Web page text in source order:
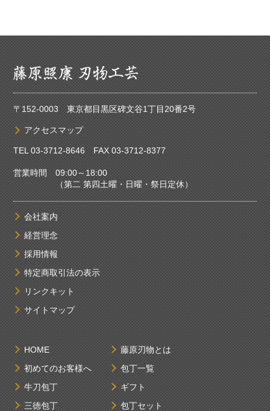
〒152-0003 東京都目黒区碑文谷1丁目20番2号
アクセスマップ
TEL03-3712-8646FAX 03-3712-8377
営業時間 09:00～18:00
（第二 第四土曜・日曜・祭日定休）
会社案内
経営理念
採用情報
特定商取引法の表示
リンクキット
サイトマップ
HOME
初めてのお客様へ
牛刀包丁
三徳包丁
藤原刃物とは
包丁一覧
ギフト
包丁セット